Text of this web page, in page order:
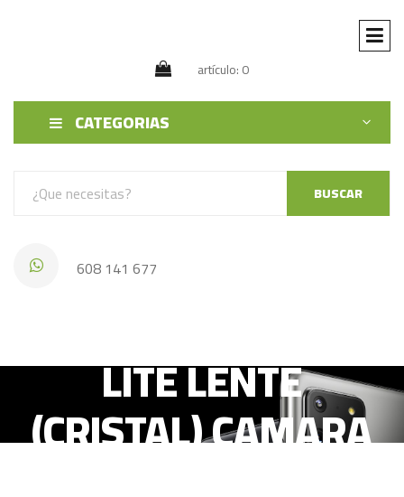
artículo: 0
CATEGORIAS
BUSCAR
608 141 677
LITE LENTE
(CRISTAL) CAMARA